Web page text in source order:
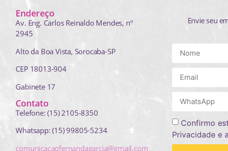
Endereço
Av. Eng. Carlos Reinaldo Mendes, nº
2945
Alto da Boa Vista, Sorocaba-SP
CEP 18013-904
Gabinete 17
Contato
Telefone: (15) 2105-8350
Whatsapp: (15) 99805-5234
comunicacaofernandagarcia@gmail.com
Envie seu
Confirmo
Privacidade e